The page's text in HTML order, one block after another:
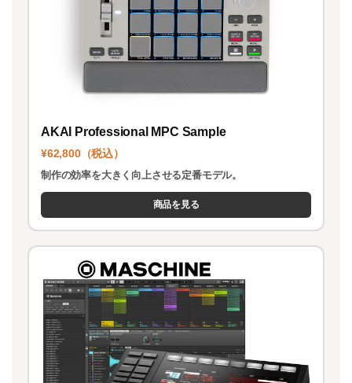
AKAI Professional MPC Sample
¥62,800（税込）
制作の効率を大きく向上させる定番モデル。
商品を見る